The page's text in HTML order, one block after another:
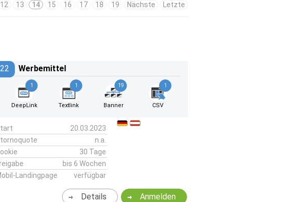
12 13 14 15 16 17 18 19 Nächste Letzte
22 Werbemittel
1
DeepLink
1
Textlink
19
Banner
1
CSV
20.03.2023
n.a.
30 Tage
bis 6 Wochen
Landingpage
verfügbar
Anmelden
Details